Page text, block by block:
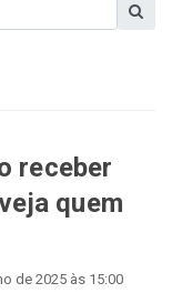
receber
quem
de 2025 às 15:00